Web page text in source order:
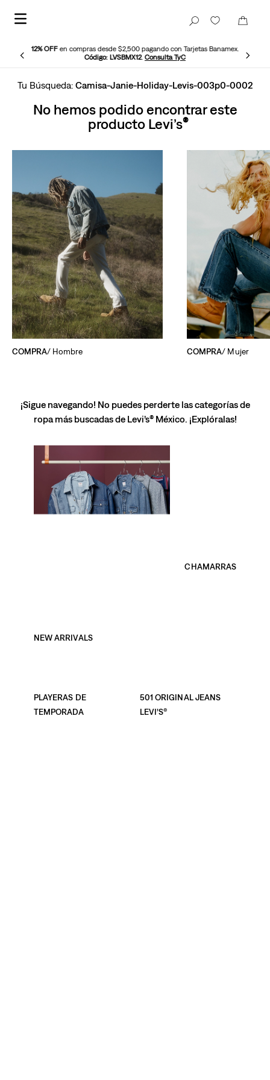
12% OFFen compras desde $2,500 pagando con Tarjetas Banamex.
Código: LVSBMX12. Consulta TyC
Camisa-Janie-Holiday-Levis-003p0-0002
No hemos podido encontrar este
producto Levi’s
COMPRA/ Hombre COMPRA/ Mujer
¡Sigue navegando! No puedes perderte las categorías de
ropa más buscadas de Levi’s® México. ¡Explóralas!